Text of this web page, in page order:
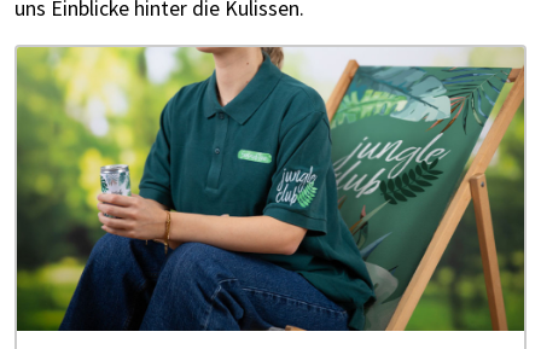
uns Einblicke hinter die Kulissen.